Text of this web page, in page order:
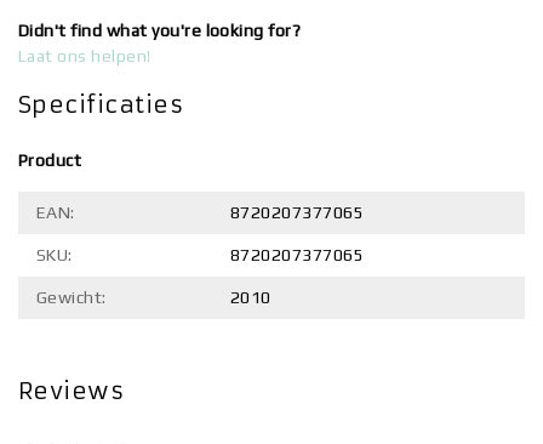
Didn't find what you're looking for?
Laat ons helpen!
Specificaties
Product
EAN: 8720207377065
SKU: 8720207377065
Gewicht: 2010
Reviews